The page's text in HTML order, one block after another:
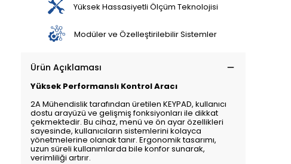
Yüksek Hassasiyetli Ölçüm Teknolojisi
Modüler ve Özelleştirilebilir Sistemler
Ürün Açıklaması
Yüksek Performanslı Kontrol Aracı
2A Mühendislik tarafından üretilen KEYPAD, kullanıcı
dostu arayüzü ve gelişmiş fonksiyonları ile dikkat
çekmektedir. Bu cihaz, menü ve ön ayar özellikleri
sayesinde, kullanıcıların sistemlerini kolayca
yönetmelerine olanak tanır. Ergonomik tasarımı,
uzun süreli kullanımlarda bile konfor sunarak,
verimliliği artırır.